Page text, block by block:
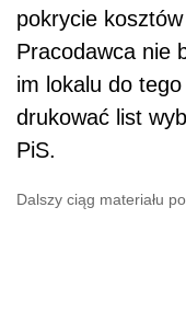
pokrycie
Pracodawca nie
im lokalu do
drukować list
PiS.
Dalszy ciąg materiału